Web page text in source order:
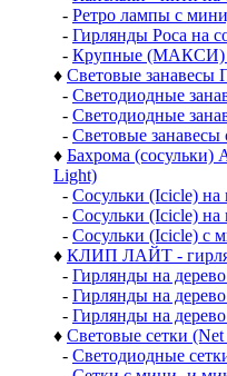
- Ретро лампы с
- Гирлянды Роса на
- Крупные (МАКСИ)
♦ Световые занавесы
- Светодиодные
- Светодиодные
- Световые
♦ Бахрома (сосульки)
Light)
- Сосульки (Icicle)
- Сосульки (Icicle) на
- Сосульки (Icicle) с
♦ КЛИП ЛАЙТ -
- Гирлянды на
- Гирлянды на
- Гирлянды на
♦ Световые сетки
- Светодиодные